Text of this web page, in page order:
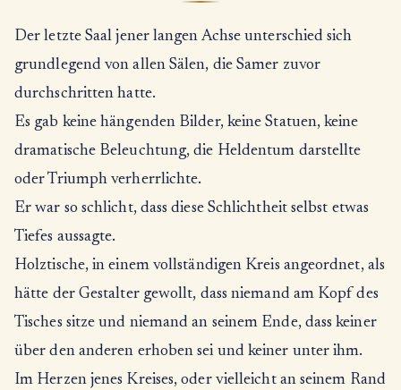
Der letzte Saal jener langen Achse unterschied sich
grundlegend von allen Sälen, die Samer zuvor
durchschritten hatte.
Es gab keine hängenden Bilder, keine Statuen, keine
dramatische Beleuchtung, die Heldentum darstellte
oder Triumph verherrlichte.
Er war so schlicht, dass diese Schlichtheit selbst etwas
Tiefes aussagte.
Holztische, in einem vollständigen Kreis angeordnet, als
hätte der Gestalter gewollt, dass niemand am Kopf des
Tisches sitze und niemand an seinem Ende, dass keiner
über den anderen erhoben sei und keiner unter ihm.
Im Herzen jenes Kreises, oder vielleicht an seinem Rand